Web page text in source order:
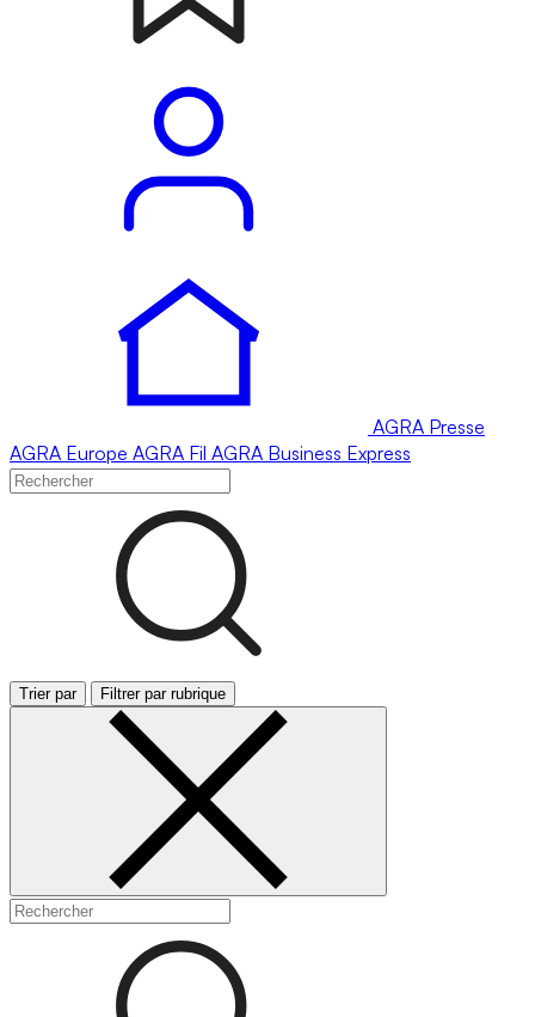
AGRA Presse
AGRA Europe AGRA Fil AGRA Business Express
Trier par Filtrer par rubrique